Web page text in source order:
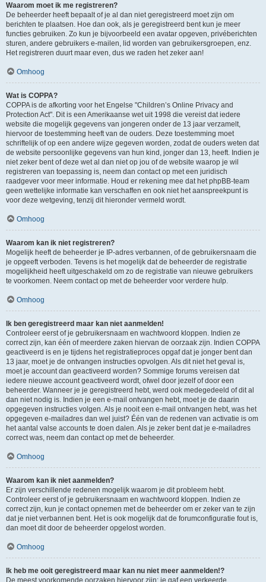
Waarom moet ik me registreren?
De beheerder heeft bepaalt of je al dan niet geregistreerd moet zijn om
berichten te plaatsen. Hoe dan ook, als je geregistreerd bent kun je meer
functies gebruiken. Zo kun je bijvoorbeeld een avatar opgeven, privéberichten
sturen, andere gebruikers e-mailen, lid worden van gebruikersgroepen, enz.
Het registreren duurt maar even, dus we raden het zeker aan!
Omhoog
Wat is COPPA?
COPPA is de afkorting voor het Engelse "Children’s Online Privacy and
Protection Act". Dit is een Amerikaanse wet uit 1998 die vereist dat iedere
website die mogelijk gegevens van jongeren onder de 13 jaar verzamelt,
hiervoor de toestemming heeft van de ouders. Deze toestemming moet
schriftelijk of op een andere wijze gegeven worden, zodat de ouders weten dat
de website persoonlijke gegevens van hun kind, jonger dan 13, heeft. Indien je
niet zeker bent of deze wet al dan niet op jou of de website waarop je wil
registreren van toepassing is, neem dan contact op met een juridisch
raadgever voor meer informatie. Houd er rekening mee dat het phpBB-team
geen wettelijke informatie kan verschaffen en ook niet het aanspreekpunt is
voor deze wetgeving, tenzij dit hieronder vermeld wordt.
Omhoog
Waarom kan ik niet registreren?
Mogelijk heeft de beheerder je IP-adres verbannen, of de gebruikersnaam die
je opgeeft verboden. Tevens is het mogelijk dat de beheerder de registratie
mogelijkheid heeft uitgeschakeld om zo de registratie van nieuwe gebruikers
te voorkomen. Neem contact op met de beheerder voor verdere hulp.
Omhoog
Ik ben geregistreerd maar kan niet aanmelden!
Controleer eerst of je gebruikersnaam en wachtwoord kloppen. Indien ze
correct zijn, kan één of meerdere zaken hiervan de oorzaak zijn. Indien COPPA
geactiveerd is en je tijdens het registratieproces opgaf dat je jonger bent dan
13 jaar, moet je de ontvangen instructies opvolgen. Als dit niet het geval is,
moet je account dan geactiveerd worden? Sommige forums vereisen dat
iedere nieuwe account geactiveerd wordt, ofwel door jezelf of door een
beheerder. Wanneer je je geregistreerd hebt, werd ook medegedeeld of dit al
dan niet nodig is. Indien je een e-mail ontvangen hebt, moet je de daarin
opgegeven instructies volgen. Als je nooit een e-mail ontvangen hebt, was het
opgegeven e-mailadres dan wel juist? Één van de redenen van activatie is om
het aantal valse accounts te doen dalen. Als je zeker bent dat je e-mailadres
correct was, neem dan contact op met de beheerder.
Omhoog
Waarom kan ik niet aanmelden?
Er zijn verschillende redenen mogelijk waarom je dit probleem hebt.
Controleer eerst of je gebruikersnaam en wachtwoord kloppen. Indien ze
correct zijn, kun je contact opnemen met de beheerder om er zeker van te zijn
dat je niet verbannen bent. Het is ook mogelijk dat de forumconfiguratie fout is,
dan moet dit door de beheerder opgelost worden.
Omhoog
Ik heb me ooit geregistreerd maar kan nu niet meer aanmelden!?
De meest voorkomende oorzaken hiervoor zijn: je gaf een verkeerde